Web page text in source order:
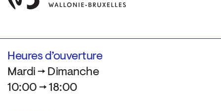
Heures d’ouverture
Mardi → Dimanche
10:00 → 18:00